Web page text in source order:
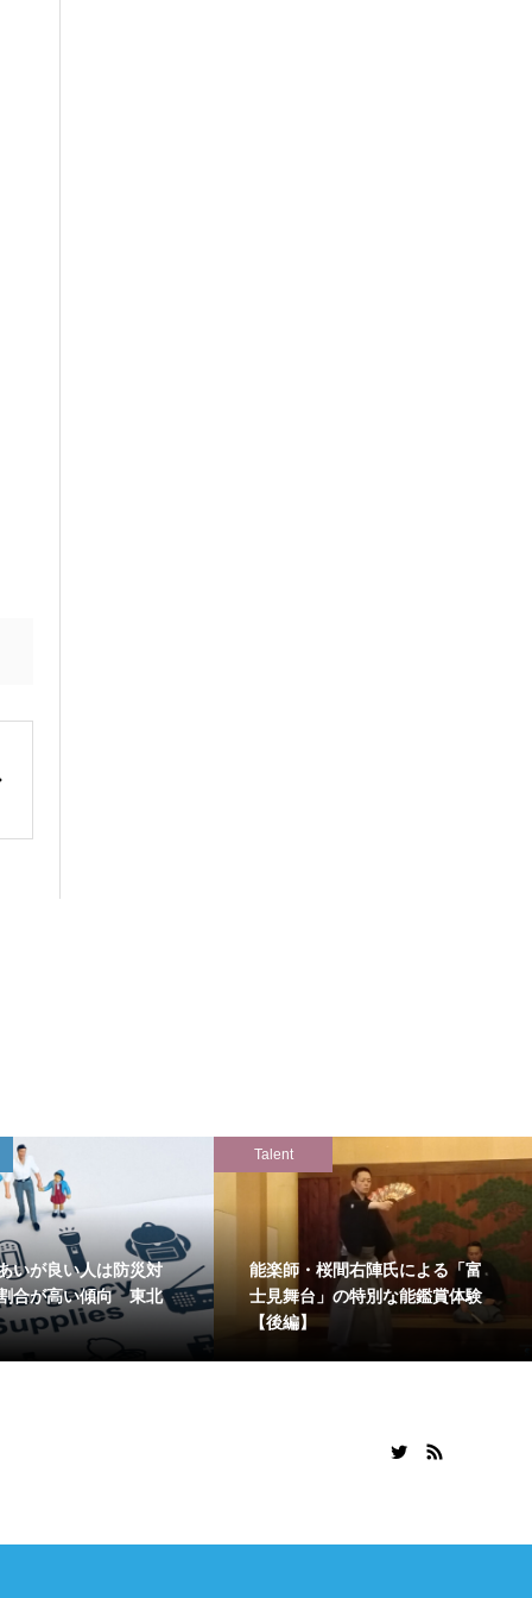
いが良い人は防災対
合が高い傾向 東北
Talent
能楽師・桜間右陣氏による「富
士見舞台」の特別な能鑑賞体験
【後編】